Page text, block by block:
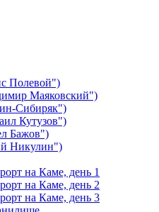
Полевой")
Маяковский")
Сибиряк")
Кутузов")
Бажов")
Никулин")
на Каме, день 1
на Каме, день 2
на Каме, день 3